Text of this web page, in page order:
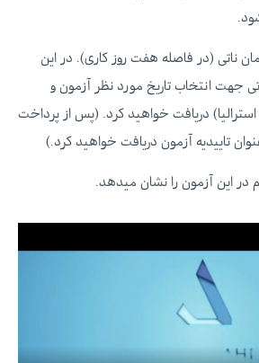
ناتی (در فاصله هفت روز کاری). در این
جهت انتخاب تاریخ مورد نظر آزمون و
هزینه (۸۰۰ دلار استرالیا) دریافت خواهید کرد. (پس از پرداخت
تاییدیه آزمون دریافت خواهید کرد.)
در این آزمون را نشان میدهد.